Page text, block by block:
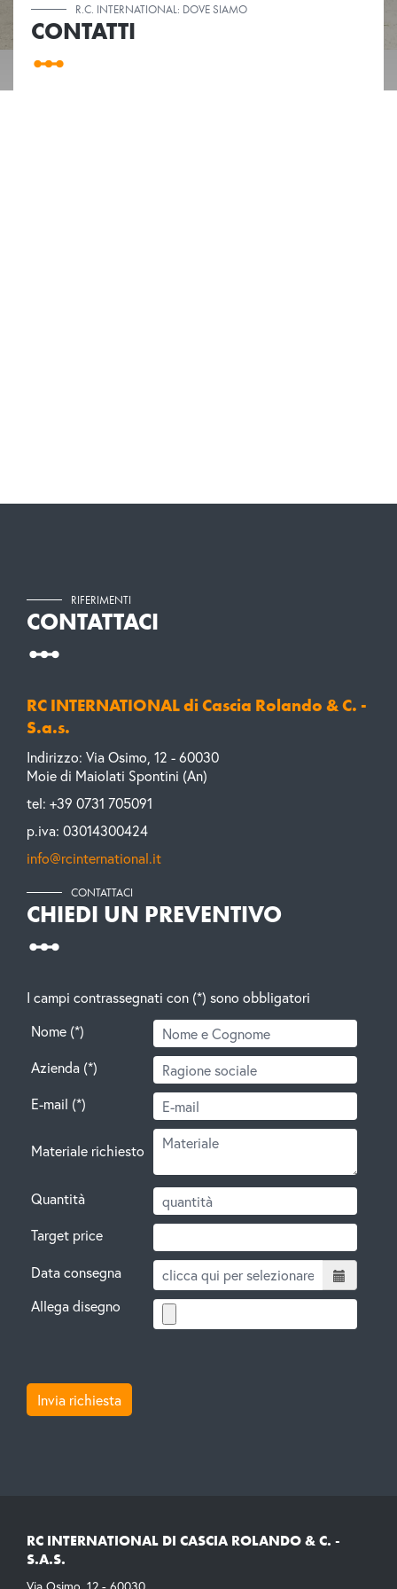
R.C. INTERNATIONAL: DOVE SIAMO
CONTATTI
RIFERIMENTI
CONTATTACI
RC INTERNATIONAL di Cascia Rolando & C. -
S.a.s.
Indirizzo: Via Osimo, 12 - 60030
Moie di Maiolati Spontini (An)
tel: +39 0731 705091
p.iva: 03014300424
info@rcinternational.it
CONTATTACI
CHIEDI UN PREVENTIVO
I campi contrassegnati con (*) sono obbligatori
Nome (*)
Azienda (*)
E-mail (*)
Materiale richiesto
Quantità
Target price
Data consegna
Allega disegno
RC INTERNATIONAL DI CASCIA ROLANDO & C. -
S.A.S.